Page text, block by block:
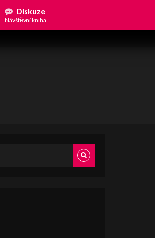
Diskuze
Návštěvní kniha